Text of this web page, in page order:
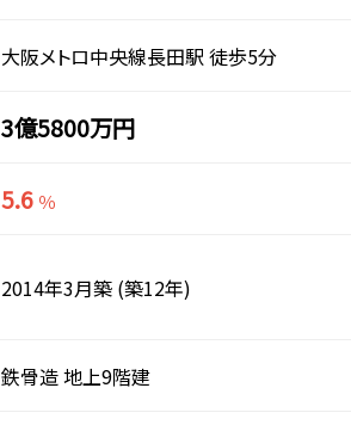
大阪メトロ中央線長田駅 徒歩5分
3億5800万円
5.6 ％
2014年3月築 (築12年)
鉄骨造地上9階建